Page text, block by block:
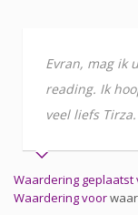
Evran, mag ik
reading. Ik
veel liefs Tirza.
Waardering geplaatst
Waardering voor